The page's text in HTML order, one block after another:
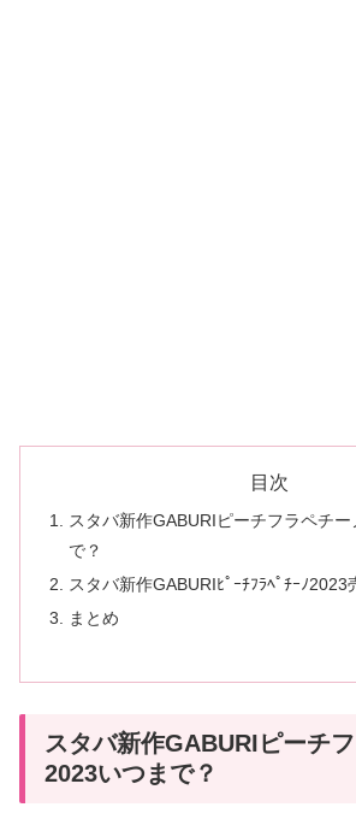
目次
スタバ新作GABURIピーチフラペチー
で？
スタバ新作GABURIﾋﾟｰﾁﾌﾗﾍﾟﾁｰﾉ2023
まとめ
スタバ新作GABURIピーチ
2023いつまで？